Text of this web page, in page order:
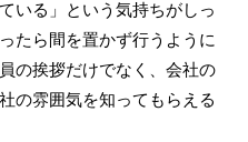
いる」という気持ちがしっ
たら間を置かず行うように
の挨拶だけでなく、会社の
の雰囲気を知ってもらえる